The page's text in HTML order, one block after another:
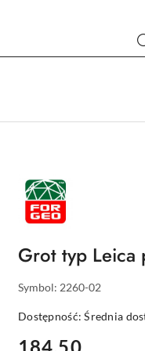
NAZWA
PRODUCENTA:
FORGEO
Grot typ Leica
Symbol: 2260-02
Dostępność:Średnia
cena:
184.50